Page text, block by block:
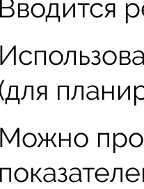
Вводится
Можно